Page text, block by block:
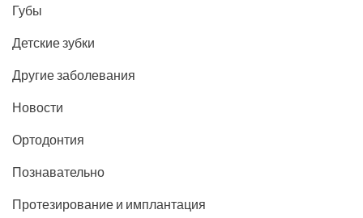
Губы
Детские зубки
Другие заболевания
Новости
Ортодонтия
Познавательно
Протезирование и имплантация